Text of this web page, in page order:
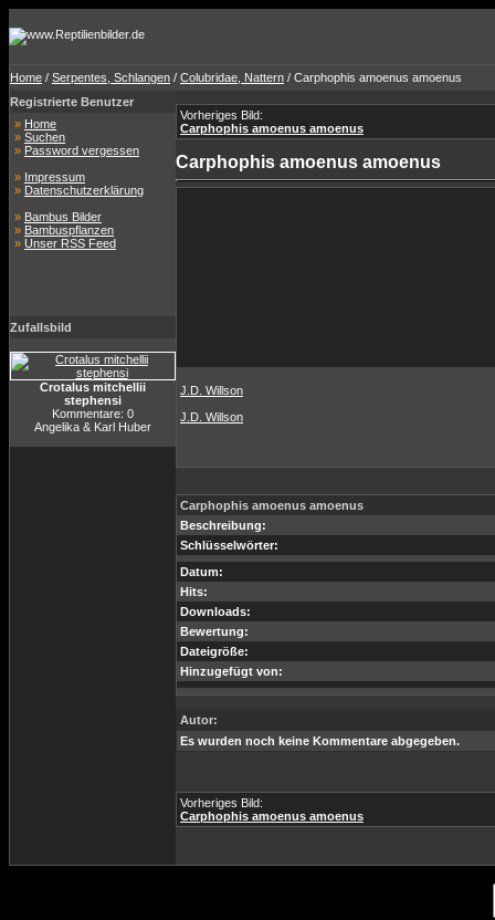
Home / Serpentes, Schlangen / Colubridae, Nattern / Carphophis amoenus amoenus
Registrierte Benutzer
» Home
» Suchen
» Password vergessen
» Impressum
» Datenschutzerklärung
» Bambus Bilder
» Bambuspflanzen
» Unser RSS Feed
Zufallsbild
Crotalus mitchellii
stephensi
Kommentare: 0
Angelika & Karl Huber
Vorheriges Bild:
Carphophis amoenus amoenus
Carphophis amoenus amoenus
J.D. Willson
J.D. Willson
Carphophis amoenus amoenus
Beschreibung:
Schlüsselwörter:
Datum:
Hits:
Downloads:
Bewertung:
Dateigröße:
Hinzugefügt von:
Autor:
Es wurden noch keine Kommentare abgegeben.
Vorheriges Bild:
Carphophis amoenus amoenus